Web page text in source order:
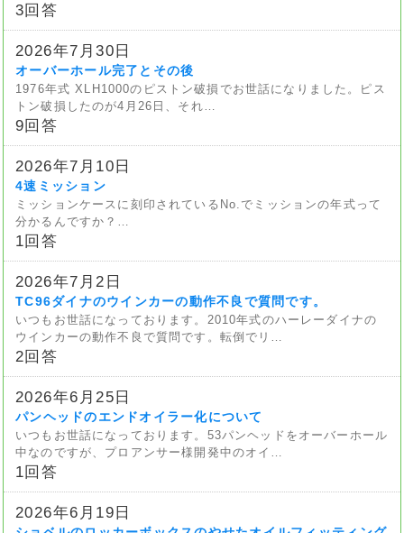
3回答
2026年7月30日
オーバーホール完了とその後
1976年式 XLH1000のピストン破損でお世話になりました。ピス
トン破損したのが4月26日、それ…
9回答
2026年7月10日
4速ミッション
ミッションケースに刻印されているNo.でミッションの年式って
分かるんですか？…
1回答
2026年7月2日
TC96ダイナのウインカーの動作不良で質問です。
いつもお世話になっております。2010年式のハーレーダイナの
ウインカーの動作不良で質問です。転倒でリ…
2回答
2026年6月25日
パンヘッドのエンドオイラー化について
いつもお世話になっております。53パンヘッドをオーバーホール
中なのですが、プロアンサー様開発中のオイ…
1回答
2026年6月19日